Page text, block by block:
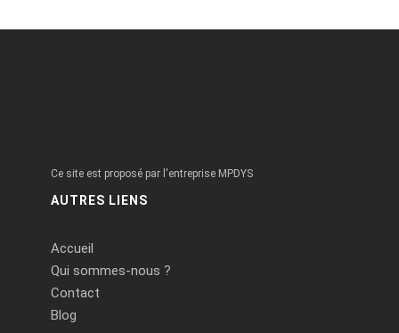
Ce site est proposé par l'entreprise MPDYS
AUTRES LIENS
Accueil
Qui sommes-nous ?
Contact
Blog